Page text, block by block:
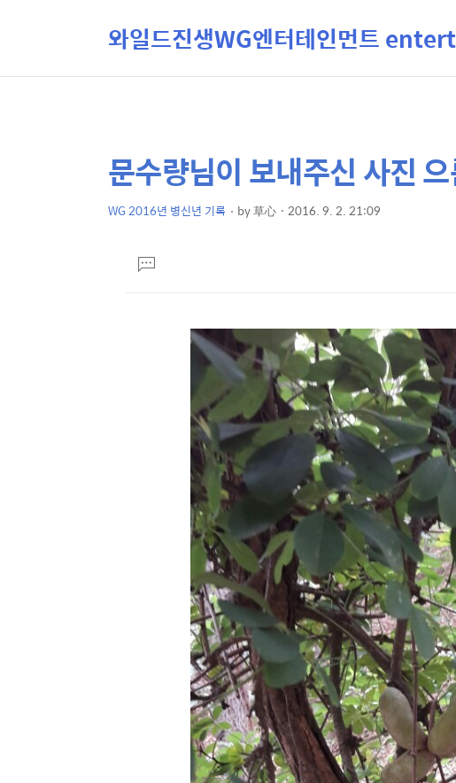
와일드진생WG엔터테인먼트
상
세
컨
본
문
제
문수량님이 보내주신 사진
WG 2016년 병신년 기록 by草心 2016. 9. 2. 21:09
댓
글